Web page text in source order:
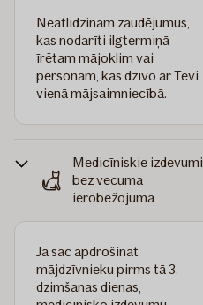
Neatlīdzinām zaudējumus,
kas nodarīti ilgtermiņā
īrētam mājoklim vai
personām, kas dzīvo ar Tevi
vienā mājsaimniecībā.
Medicīniskie izdevumi
bez vecuma
ierobežojuma
Ja sāc apdrošināt
mājdzīvnieku pirms tā 3.
dzimšanas dienas,